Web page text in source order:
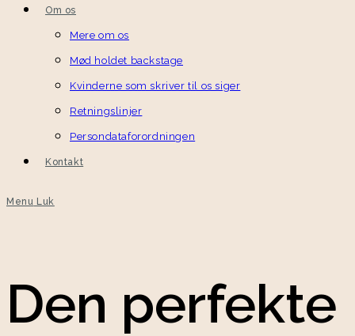
Om os
Mere om os
Mød holdet backstage
Kvinderne som skriver til os siger
Retningslinjer
Persondataforordningen
Kontakt
Menu Luk
Den perfekte